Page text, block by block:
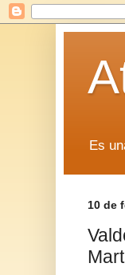
Es
10 de